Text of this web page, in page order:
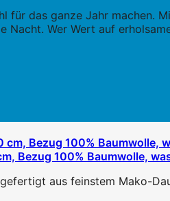
für das ganze Jahr machen.
Wer Wert auf
Bezug 100% Baumwolle,
aus feinstem Mako-